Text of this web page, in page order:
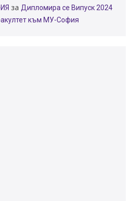
за Дипломира се Випуск 2024
към МУ-София